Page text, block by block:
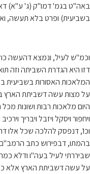
באה"ט בגמ' דמו"ק (ג' ע"א)
בשביעית) ופרט בלא תעשה,
וכמ"ש לעיל, ונמצא דהעשה
דזו היא הגדרת השביתה וזה
המלאכות האסורות
על מצות עשה דשביתת הארץ
היום מלאכות רבות ושונות
ויחפור ויסקל ויזבל ויבריך
וכו', דנפסק להלכה שכל אלו
בהמתו, דבפירוש כתב
שביררתי לעיל בעה"ו ודלא
על עשה דשביתת הארץ אלא